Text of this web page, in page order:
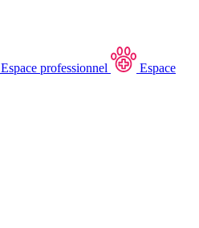
Espace professionnel
Espace